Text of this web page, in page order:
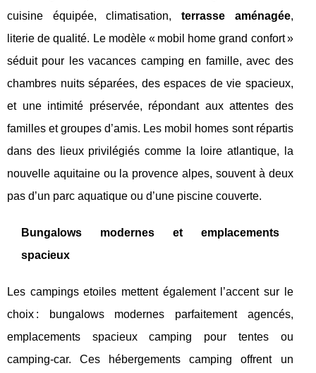
cuisine équipée, climatisation, terrasse aménagée,
literie de qualité. Le modèle « mobil home grand confort »
séduit pour les vacances camping en famille, avec des
chambres nuits séparées, des espaces de vie spacieux,
et une intimité préservée, répondant aux attentes des
familles et groupes d’amis. Les mobil homes sont répartis
dans des lieux privilégiés comme la loire atlantique, la
nouvelle aquitaine ou la provence alpes, souvent à deux
pas d’un parc aquatique ou d’une piscine couverte.
Bungalows modernes et emplacements
spacieux
Les campings etoiles mettent également l’accent sur le
choix : bungalows modernes parfaitement agencés,
emplacements spacieux camping pour tentes ou
camping-car. Ces hébergements camping offrent un